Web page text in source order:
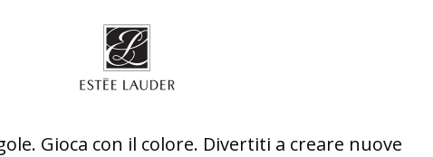
Gioca con il colore. Divertiti a creare nuove